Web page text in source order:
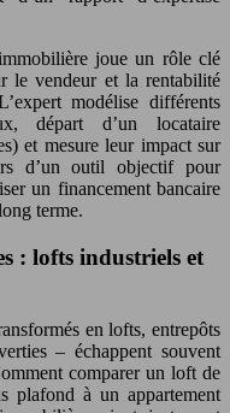
joue un rôle clé
le vendeur et la rentabilité
modélise différents
départ d’un locataire
et mesure leur impact sur
d’un outil objectif pour
un financement bancaire
terme.
: lofts industriels et
en lofts, entrepôts
– échappent souvent
comparer un loft de
plafond à un appartement